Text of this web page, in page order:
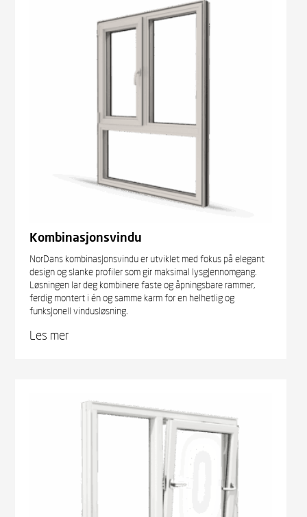
Kombinasjonsvindu
NorDans kombinasjonsvindu er utviklet med fokus på elegant
design og slanke profiler som gir maksimal lysgjennomgang.
Løsningen lar deg kombinere faste og åpningsbare rammer,
ferdig montert i én og samme karm for en helhetlig og
funksjonell vindusløsning.
Les mer